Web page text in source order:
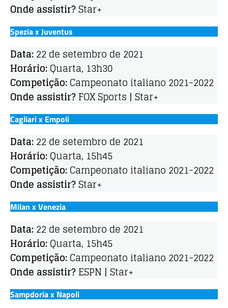
Onde assistir?Star+
Spezia x Juventus
Data:22 de setembro de 2021
Horário:Quarta, 13h30
Competição:Campeonato italiano 2021-2022
Onde assistir?FOX Sports | Star+
Cagliari x Empoli
Data:22 de setembro de 2021
Horário:Quarta, 15h45
Competição:Campeonato italiano 2021-2022
Onde assistir?Star+
Milan x Venezia
Data:22 de setembro de 2021
Horário:Quarta, 15h45
Competição:Campeonato italiano 2021-2022
Onde assistir?ESPN | Star+
Sampdoria x Napoli